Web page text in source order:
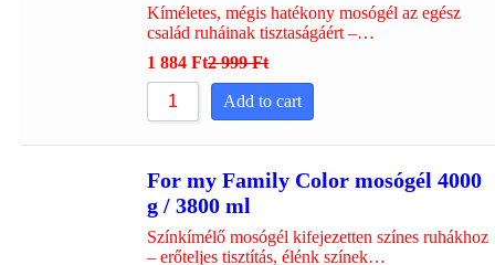
Sort by
Kíméletes, mégis hatékony mosógél az egész
család ruháinak tisztaságáért –…
1 884 Ft2 999 Ft
Add to cart
For my Family Color mosógél 4000
g / 3800 ml
Színkímélő mosógél kifejezetten színes ruhákhoz
– erőteljes tisztítás, élénk színek…